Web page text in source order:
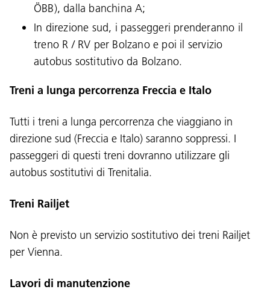
Lingua:
DEU
ITA
Service Desk:+39 0471 220880
ÖBB), dalla banchina A;
In direzione sud, i passeggeri prenderanno il
treno R / RV per Bolzano e poi il servizio
autobus sostitutivo da Bolzano.
Treni a lunga percorrenza Freccia e Italo
Tutti i treni a lunga percorrenza che viaggiano in
direzione sud (Freccia e Italo) saranno soppressi. I
passeggeri di questi treni dovranno utilizzare gli
autobus sostitutivi di Trenitalia.
Treni Railjet
Non è previsto un servizio sostitutivo dei treni Railjet
per Vienna.
Lavori di manutenzione